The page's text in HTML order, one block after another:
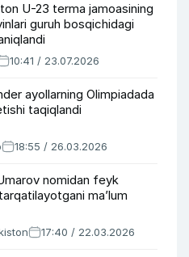
U-23 terma jamoasining
guruh bosqichidagi
10:41 / 23.07.2026
ayollarning Olimpiadada
taqiqlandi
18:55 / 26.03.2026
nomidan feyk
ma’lum
17:40 / 22.03.2026